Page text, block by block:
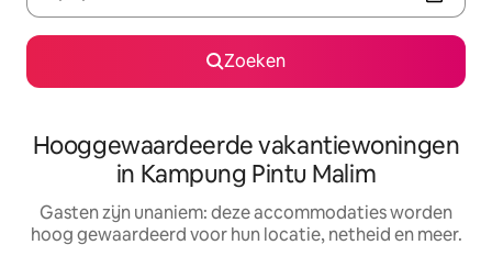
Zoeken
Hooggewaardeerde vakantiewoningen
in Kampung Pintu Malim
Gasten zijn unaniem: deze accommodaties worden
hoog gewaardeerd voor hun locatie, netheid en meer.